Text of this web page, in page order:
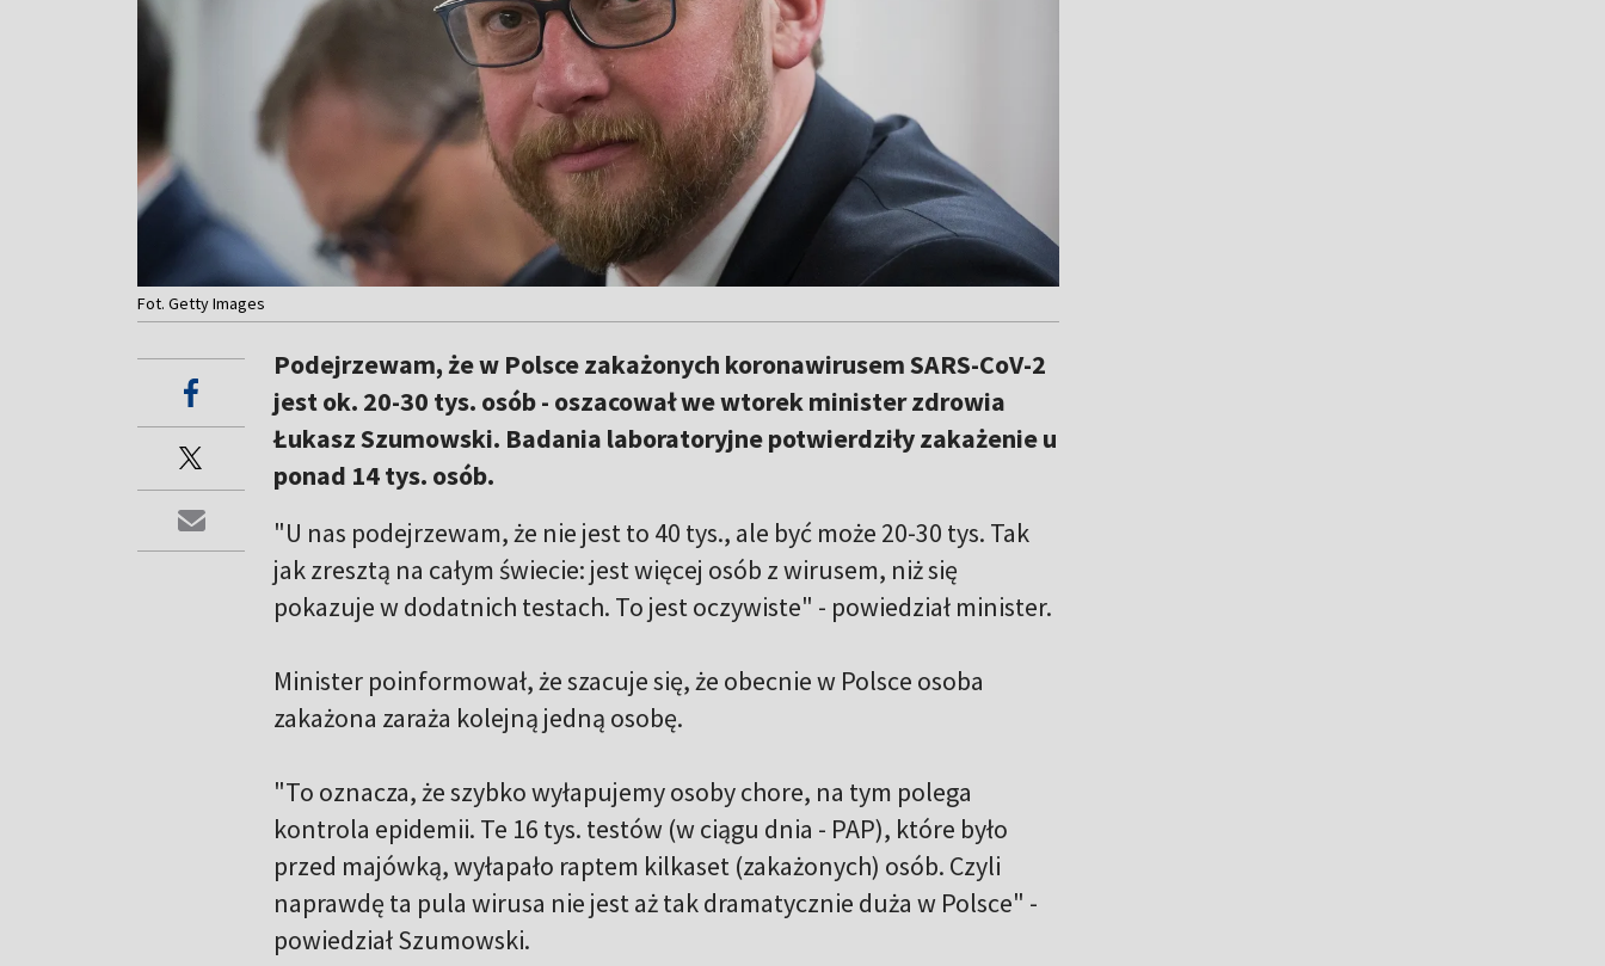
Fot. Getty Images
Podejrzewam, że w Polsce zakażonych koronawirusem SARS-CoV-2
jest ok. 20-30 tys. osób - oszacował we wtorek minister zdrowia
Łukasz Szumowski. Badania laboratoryjne potwierdziły zakażenie u
ponad 14 tys. osób.
"U nas podejrzewam, że nie jest to 40 tys., ale być może 20-30 tys. Tak
jak zresztą na całym świecie: jest więcej osób z wirusem, niż się
pokazuje w dodatnich testach. To jest oczywiste" - powiedział minister.
Minister poinformował, że szacuje się, że obecnie w Polsce osoba
zakażona zaraża kolejną jedną osobę.
"To oznacza, że szybko wyłapujemy osoby chore, na tym polega
kontrola epidemii. Te 16 tys. testów (w ciągu dnia - PAP), które było
przed majówką, wyłapało raptem kilkaset (zakażonych) osób. Czyli
naprawdę ta pula wirusa nie jest aż tak dramatycznie duża w Polsce" -
powiedział Szumowski.